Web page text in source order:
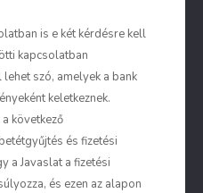
is e két kérdésre kell
kapcsolatban
szó, amelyek a bank
keletkeznek.
következő
és fizetési
a Javaslat a fizetési
és ezen az alapon